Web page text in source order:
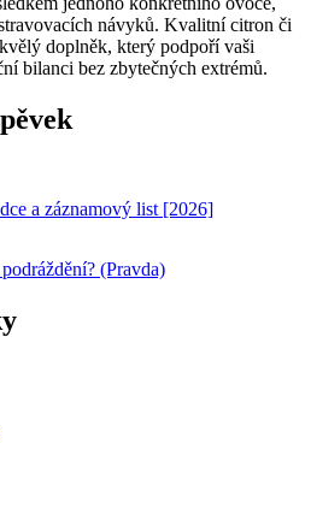
návyků. Kvalitní citron či
doplněk, který podpoří vaši
bilanci bez zbytečných extrémů.
a záznamový list [2026]
(Pravda)